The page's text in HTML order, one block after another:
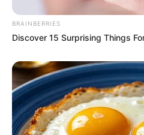
10 Desain Kanopi Tempat
Tidur, Serasa
Kamar Raja
BRAINBERRIES
Discover 15 Surprising Things